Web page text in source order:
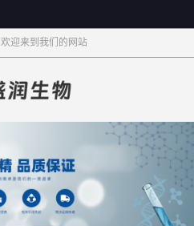
欢迎来到我们的网站